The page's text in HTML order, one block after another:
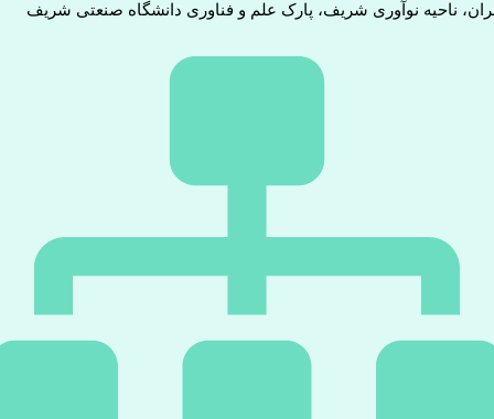
ناحیه نوآوری شریف، پارک علم و فناوری دانشگاه صنعتی شریف